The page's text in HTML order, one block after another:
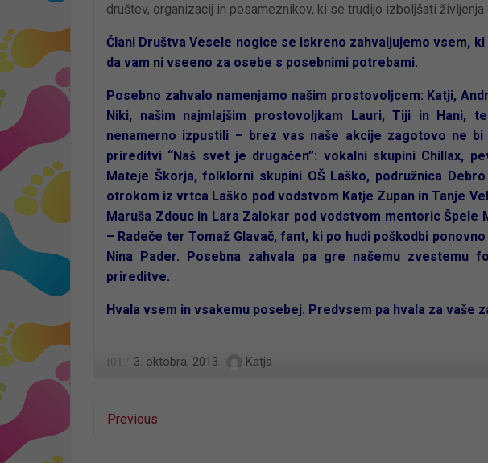
društev, organizacij in posameznikov, ki se trudijo izboljšati
Člani Društva Vesele nogice se iskreno zahvaljujemo vsem,
da vam ni vseeno za osebe s posebnimi potrebami.
Posebno zahvalo namenjamo našim prostovoljcem: Katji,
Niki, našim najmlajšim prostovoljkam Lauri, Tiji in Hani,
nenamerno izpustili – brez vas naše akcije zagotovo ne bi
prireditvi “Naš svet je drugačen”: vokalni skupini Chillax,
Mateje Škorja, folklorni skupini OŠ Laško, podružnica
otrokom iz vrtca Laško pod vodstvom Katje Zupan in Tanje
Maruša Zdouc in Lara Zalokar pod vodstvom mentoric Špele
– Radeče ter Tomaž Glavač, fant, ki po hudi poškodbi
Nina Pader. Posebna zahvala pa gre našemu zvestemu
prireditve.
Hvala vsem in vsakemu posebej. Predvsem pa hvala za vaše
3. oktobra, 2013 Katja
Previous